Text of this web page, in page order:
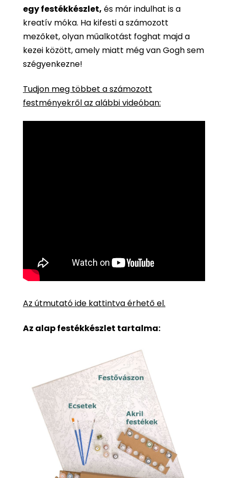
egy festékkészlet, és már indulhat is a
kreatív móka. Ha kifesti a számozott
mezőket, olyan műalkotást foghat majd a
kezei között, amely miatt még van Gogh sem
szégyenkezne!
Tudjon meg többet a számozott
festményekről az alábbi videóban:
Az útmutató ide kattintva érhető el.
Az alap festékkészlet tartalma: